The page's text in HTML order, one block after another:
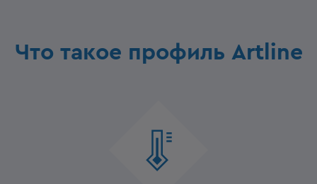
Что такое профиль Artline